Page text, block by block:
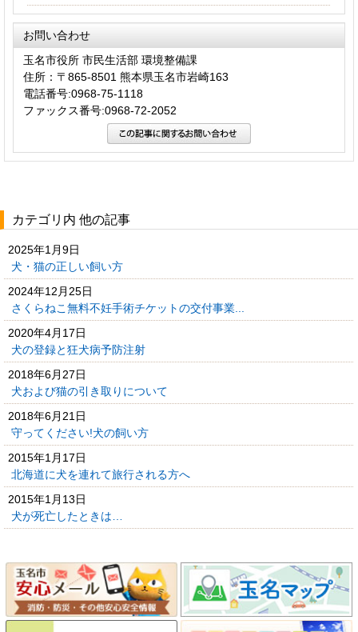
お問い合わせ
玉名市役所 市民生活部 環境整備課
住所：〒865-8501 熊本県玉名市岩崎163
電話番号:0968-75-1118
ファックス番号:0968-72-2052
カテゴリ内 他の記事
2025年1月9日
犬・猫の正しい飼い方
2024年12月25日
さくらねこ無料不妊手術チケットの交付事業...
2020年4月17日
犬の登録と狂犬病予防注射
2018年6月27日
犬および猫の引き取りについて
2018年6月21日
守ってください!犬の飼い方
2015年1月17日
北海道に犬を連れて旅行される方へ
2015年1月13日
犬が死亡したときは…